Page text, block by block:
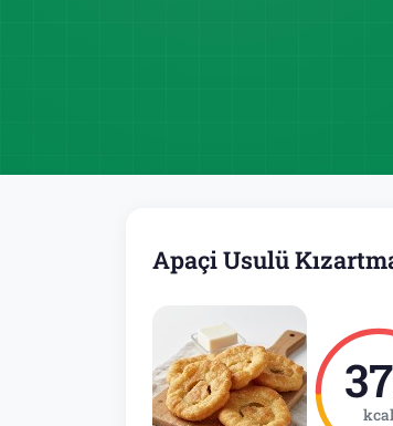
Apaçi Usulü
kcal